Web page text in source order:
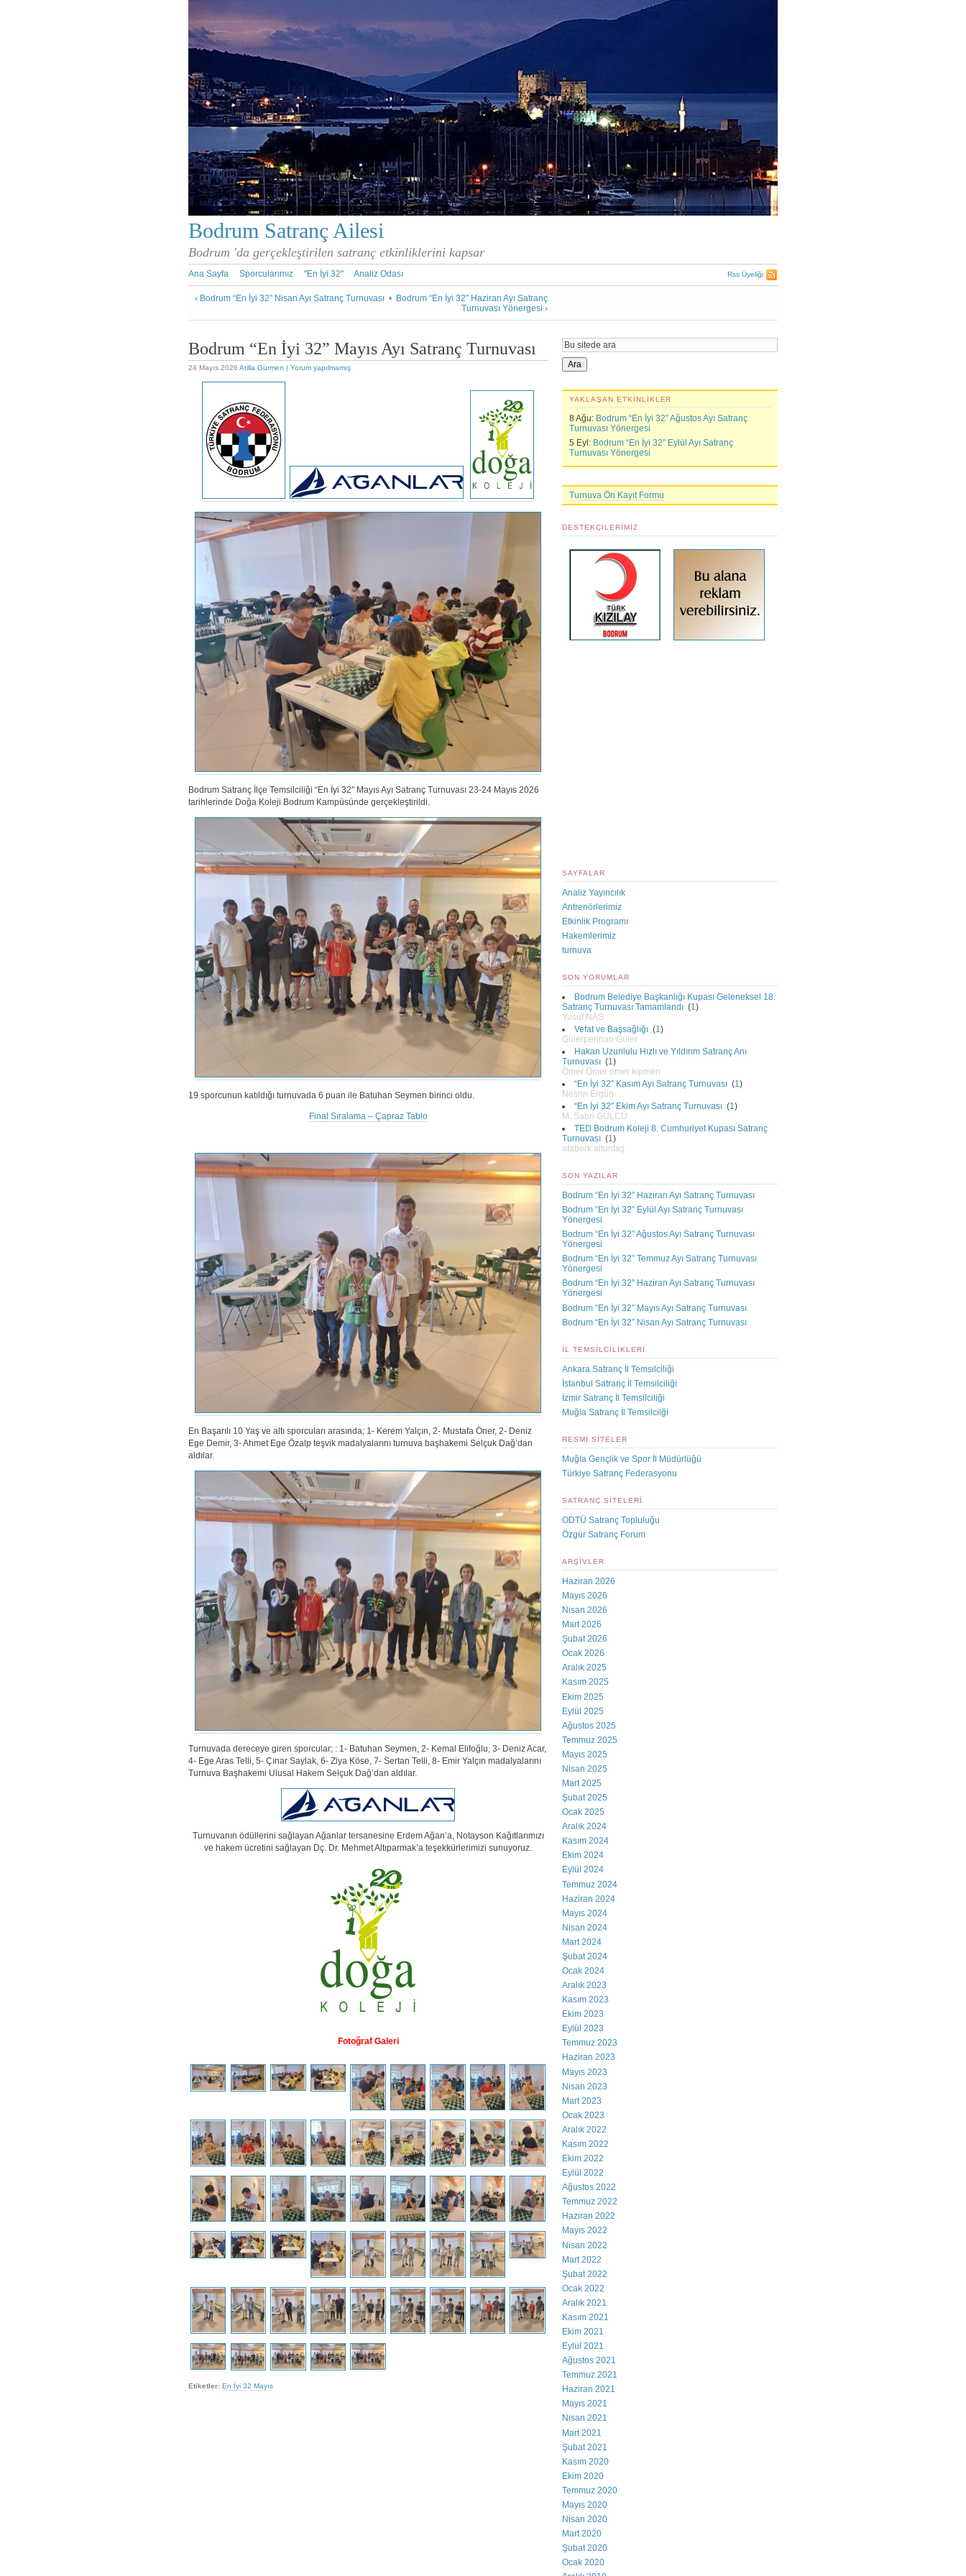
Bodrum Satranç Ailesi
Bodrum 'da gerçekleştirilen satranç etkinliklerini kapsar
Ana Sayfa Sporcularımız ''En İyi 32'' Analiz Odası Rss Üyeliği
‹ Bodrum “En İyi 32” Nisan Ayı Satranç Turnuvası • Bodrum “En İyi 32” Haziran Ayı Satranç
Turnuvası Yönergesi ›
Bodrum “En İyi 32” Mayıs Ayı Satranç Turnuvası
24 Mayıs 2026 Atilla Gürmen | Yorum yapılmamış
Bodrum Satranç İlçe Temsilciliği “En İyi 32″ Mayıs Ayı Satranç Turnuvası 23-24 Mayıs 2026
tarihlerinde Doğa Koleji Bodrum Kampüsünde gerçekleştirildi.
19 sporcunun katıldığı turnuvada 6 puan ile Batuhan Seymen birinci oldu.
Final Sıralama – Çapraz Tablo
En Başarılı 10 Yaş ve altı sporcuları arasında; 1- Kerem Yalçın, 2- Mustafa Öner, 2- Deniz
Ege Demir, 3- Ahmet Ege Özalp teşvik madalyalarını turnuva başhakemi Selçuk Dağ’dan
aldılar.
Turnuvada dereceye giren sporcular; : 1- Batuhan Seymen, 2- Kemal Elifoğlu, 3- Deniz Acar,
4- Ege Aras Telli, 5- Çınar Saylak, 6- Ziya Köse, 7- Sertan Telli, 8- Emir Yalçın madalyalarını
Turnuva Başhakemi Ulusal Hakem Selçuk Dağ’dan aldılar.
Turnuvanın ödüllerini sağlayan Ağanlar tersanesine Erdem Ağan’a, Notayson Kağıtlarımızı
ve hakem ücretini sağlayan Dç. Dr. Mehmet Altıparmak’a teşekkürlerimizi sunuyoruz.
Fotoğraf Galeri
Etiketler: En İyi 32 Mayıs
YAKLAŞAN ETKINLIKLER
8 Ağu: Bodrum “En İyi 32” Ağustos Ayı Satranç
Turnuvası Yönergesi
5 Eyl: Bodrum “En İyi 32” Eylül Ayı Satranç
Turnuvası Yönergesi
Turnuva Ön Kayıt Formu
DESTEKÇILERIMIZ
SAYFALAR
Analiz Yayıncılık
Antrenörlerimiz
Etkinlik Programı
Hakemlerimiz
turnuva
SON YORUMLAR
Bodrum Belediye Başkanlığı Kupası Geleneksel 18.
Satranç Turnuvası Tamamlandı (1)
Yusuf NAS
Vefat ve Başsağlığı (1)
Gülerperihan Güler
Hakan Uzunlulu Hızlı ve Yıldırım Satranç Anı
Turnuvası (1)
Ömer Ömer omer kipmen
“En İyi 32″ Kasım Ayı Satranç Turnuvası (1)
Nesrin Ergün
“En İyi 32″ Ekim Ayı Satranç Turnuvası (1)
M. Sabri GÜLCÜ
TED Bodrum Koleji 8. Cumhuriyet Kupası Satranç
Turnuvası (1)
ataberk altuntaş
SON YAZILAR
Bodrum “En İyi 32” Haziran Ayı Satranç Turnuvası
Bodrum “En İyi 32” Eylül Ayı Satranç Turnuvası
Yönergesi
Bodrum “En İyi 32” Ağustos Ayı Satranç Turnuvası
Yönergesi
Bodrum “En İyi 32” Temmuz Ayı Satranç Turnuvası
Yönergesi
Bodrum “En İyi 32” Haziran Ayı Satranç Turnuvası
Yönergesi
Bodrum “En İyi 32” Mayıs Ayı Satranç Turnuvası
Bodrum “En İyi 32” Nisan Ayı Satranç Turnuvası
İL TEMSILCILIKLERI
Ankara Satranç İl Temsilciliği
İstanbul Satranç İl Temsilciliği
İzmir Satranç İl Temsilciliği
Muğla Satranç İl Temsilcilği
RESMI SITELER
Muğla Gençlik ve Spor İl Müdürlüğü
Türkiye Satranç Federasyonu
SATRANÇ SITELERI
ODTÜ Satranç Topluluğu
Özgür Satranç Forum
ARŞIVLER
Haziran 2026
Mayıs 2026
Nisan 2026
Mart 2026
Şubat 2026
Ocak 2026
Aralık 2025
Kasım 2025
Ekim 2025
Eylül 2025
Ağustos 2025
Temmuz 2025
Mayıs 2025
Nisan 2025
Mart 2025
Şubat 2025
Ocak 2025
Aralık 2024
Kasım 2024
Ekim 2024
Eylül 2024
Temmuz 2024
Haziran 2024
Mayıs 2024
Nisan 2024
Mart 2024
Şubat 2024
Ocak 2024
Aralık 2023
Kasım 2023
Ekim 2023
Eylül 2023
Temmuz 2023
Haziran 2023
Mayıs 2023
Nisan 2023
Mart 2023
Ocak 2023
Aralık 2022
Kasım 2022
Ekim 2022
Eylül 2022
Ağustos 2022
Temmuz 2022
Haziran 2022
Mayıs 2022
Nisan 2022
Mart 2022
Şubat 2022
Ocak 2022
Aralık 2021
Kasım 2021
Ekim 2021
Eylül 2021
Ağustos 2021
Temmuz 2021
Haziran 2021
Mayıs 2021
Nisan 2021
Mart 2021
Şubat 2021
Kasım 2020
Ekim 2020
Temmuz 2020
Mayıs 2020
Nisan 2020
Mart 2020
Şubat 2020
Ocak 2020